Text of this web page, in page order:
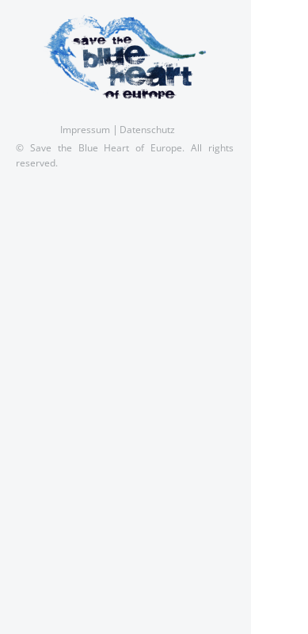
Impressum
Datenschutz
© Save the Blue Heart of Europe. All rights
reserved.